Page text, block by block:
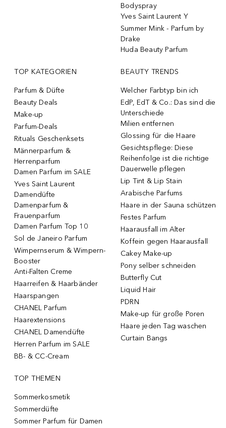
Bodyspray
Yves Saint Laurent Y
Summer Mink - Parfum by
Drake
Huda Beauty Parfum
TOP KATEGORIEN
Parfum & Düfte
Beauty Deals
Make-up
Parfum-Deals
Rituals Geschenksets
Männerparfum &
Herrenparfum
Damen Parfum im SALE
Yves Saint Laurent
Damendüfte
Damenparfum &
Frauenparfum
Damen Parfum Top 10
Sol de Janeiro Parfum
Wimpernserum & Wimpern-
Booster
Anti-Falten Creme
Haarreifen & Haarbänder
Haarspangen
CHANEL Parfum
Haarextensions
CHANEL Damendüfte
Herren Parfum im SALE
BB- & CC-Cream
BEAUTY TRENDS
Welcher Farbtyp bin ich
EdP, EdT & Co.: Das sind die
Unterschiede
Milien entfernen
Glossing für die Haare
Gesichtspflege: Diese
Reihenfolge ist die richtige
Dauerwelle pflegen
Lip Tint & Lip Stain
Arabische Parfums
Haare in der Sauna schützen
Festes Parfum
Haarausfall im Alter
Koffein gegen Haarausfall
Cakey Make-up
Pony selber schneiden
Butterfly Cut
Liquid Hair
PDRN
Make-up für große Poren
Haare jeden Tag waschen
Curtain Bangs
TOP THEMEN
Sommerkosmetik
Sommerdüfte
Sommer Parfum für Damen